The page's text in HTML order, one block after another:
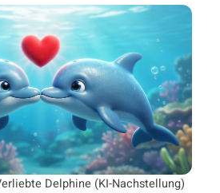
Delphine (KI-Nachstellung)